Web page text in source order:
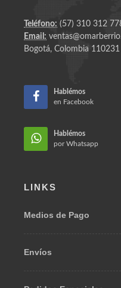
Teléfono: (57) 310 312
Email:
Bogotá, Colombia 110231
Hablémos
en Facebook
Hablémos
por Whatsapp
LINKS
Medios de Pago
Envíos